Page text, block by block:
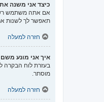
כיצד אני משנה
אם אתה משתמש
תאפשר לך לשנות
חזרה למעלה
איך אני מונע
בעזרת לוח
מוסתר.
חזרה למעלה